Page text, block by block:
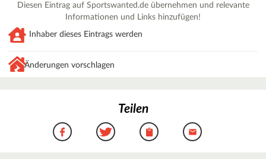
Diesen Eintrag auf Sportswanted.de übernehmen und relevante
Informationen und Links hinzufügen!
Inhaber dieses Eintrags werden
Änderungen vorschlagen
Teilen